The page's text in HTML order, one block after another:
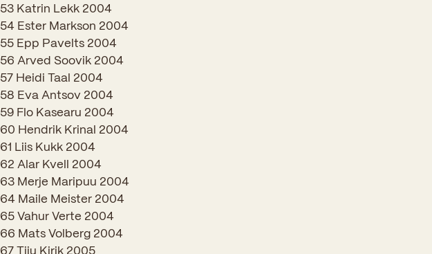
53 Katrin Lekk 2004
54 Ester Markson 2004
55 Epp Pavelts 2004
56 Arved Soovik 2004
57 Heidi Taal 2004
58 Eva Antsov 2004
59 Flo Kasearu 2004
60 Hendrik Krinal 2004
61 Liis Kukk 2004
62 Alar Kvell 2004
63 Merje Maripuu 2004
64 Maile Meister 2004
65 Vahur Verte 2004
66 Mats Volberg 2004
67 Tiiu Kirik 2005